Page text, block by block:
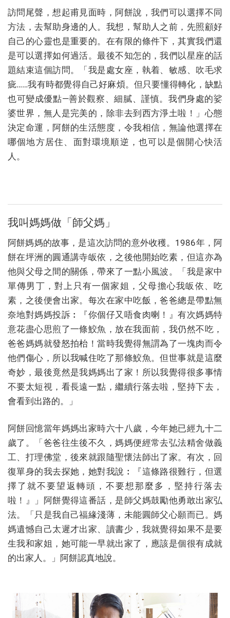
訪問尾聲，想起甫見面時，阿餅說，我們可以選擇不同
方法，去幫助身邊的人。我想，幫助人之前，先照顧好
自己的心靈也是重要的。在有限的條件下，其實我們還
是可以選擇如何過活。最後不知怎的，我們以星座的話
題結束這個訪問。「我是處女座，執着、敏感、吹毛求
疵……我有時都覺得自己好麻煩。但只要懂得轉化，缺點
也可變成優點—善於觀察、細膩、謹慎。我們身處的娑
婆世界，無人是完美的，除非去到西方淨土啦！」心態
決定命運，阿餅的生活態度，令我相信，無論他選擇在
哪個地方居住、面對環境順逆，也可以是個開心快活
人。
我叫媽媽做「師父媽」
阿餅媽媽的故事，是這次訪問的意外收穫。1986年，阿
餅在坪洲的圓通講寺皈依，之後他開始吃素，但這亦為
他與父母之間的關係，帶來了一點小風波。「我是家中
單傳男丁，對上只有一個家姐，父母擔心我皈依、吃
素，之後便會出家。每次在家中吃飯，爸爸總是帶點無
奈地對媽媽投訴︰『你個仔又唔食肉喇！』有次媽媽特
意花盡心思煎了一條鮫魚，放在我面前，我仍然不吃，
爸爸媽媽就發怒拍枱！當時我覺得無謂為了一塊肉而令
他們傷心，所以我喊住吃了那條鮫魚。但世事就是這麼
奇妙，最後竟然是我媽媽出了家！所以我覺得很多事情
不要太短視，看長遠一點，繼續行落去啦，堅持下去，
會看到出路的。」
阿餅回憶當年媽媽出家時六十八歲，今年她已經九十二
歲了。「爸爸往生後不久，媽媽便經常去弘法精舍做義
工、打理佛堂，後來就跟隨聖懷法師出了家。有次，回
復單身的我去探她，她對我說︰『這條路很難行，但選
擇了就不要望返轉頭，不要想那麼多，堅持行落去
啦！』」阿餅覺得這番話，是師父媽鼓勵他勇敢出家弘
法。「只是我自己福緣淺薄，未能圓師父心願而已。媽
媽遺憾自己太遲才出家、讀書少，我就覺得如果不是要
生我和家姐，她可能一早就出家了，應該是個很有成就
的出家人。」阿餅認真地說。